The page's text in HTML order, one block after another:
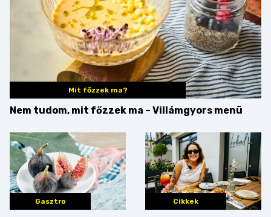
Mit főzzek ma?
Nem tudom, mit főzzek ma – Villámgyors menü
Gasztro Cikkek